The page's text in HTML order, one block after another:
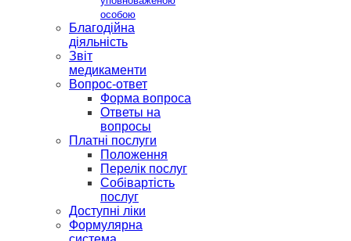
особою
Благодійна
діяльність
Звіт
медикаменти
Вопрос-ответ
Форма вопроса
Ответы на
вопросы
Платні послуги
Положення
Перелік послуг
Собівартість
послуг
Доступні ліки
Формулярна